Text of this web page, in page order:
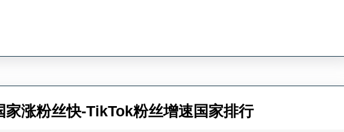
国
涨粉丝快-TikTok粉丝增速国家排行tiktok